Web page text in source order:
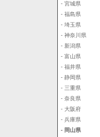
- 宮城県
- 福島県
- 埼玉県
- 神奈川県
- 新潟県
- 富山県
- 福井県
- 静岡県
- 三重県
- 奈良県
- 大阪府
- 兵庫県
- 岡山県